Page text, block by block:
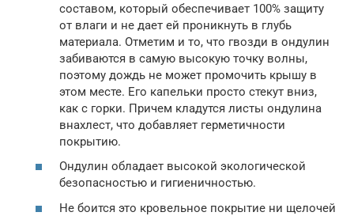
составом, который обеспечивает 100% защиту
от влаги и не дает ей проникнуть в глубь
материала. Отметим и то, что гвозди в ондулин
забиваются в самую высокую точку волны,
поэтому дождь не может промочить крышу в
этом месте. Его капельки просто стекут вниз,
как с горки. Причем кладутся листы ондулина
внахлест, что добавляет герметичности
покрытию.
Ондулин обладает высокой экологической
безопасностью и гигиеничностью.
Не боится это кровельное покрытие ни щелочей